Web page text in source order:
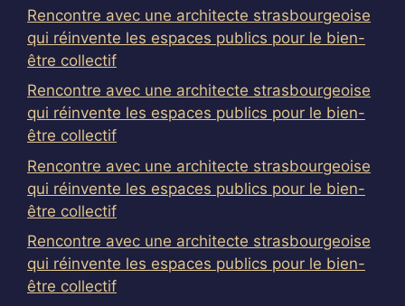
Rencontre avec une architecte strasbourgeoise
qui réinvente les espaces publics pour le bien-
être collectif
Rencontre avec une architecte strasbourgeoise
qui réinvente les espaces publics pour le bien-
être collectif
Rencontre avec une architecte strasbourgeoise
qui réinvente les espaces publics pour le bien-
être collectif
Rencontre avec une architecte strasbourgeoise
qui réinvente les espaces publics pour le bien-
être collectif